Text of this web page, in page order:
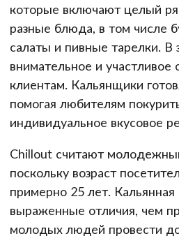
которые включают целый
разные блюда, в том числе
салаты и пивные тарелки. В
внимательное и участливое
клиентам. Кальянщики
помогая любителям
индивидуальное вкусовое
Chillout считают
поскольку возраст
примерно 25 лет.
выраженные отличия, чем
молодых людей провести